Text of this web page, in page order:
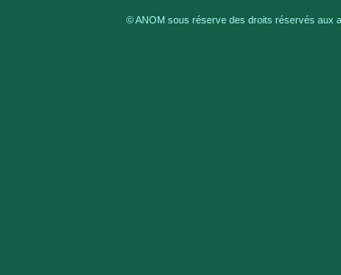
© ANOM sous réserve des droits réservés aux